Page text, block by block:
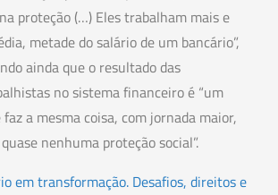
proteção (…) Eles trabalham mais e
metade do salário de um bancário”,
ainda que o resultado das
no sistema financeiro é “um
a mesma coisa, com jornada maior,
nenhuma proteção social”.
em transformação. Desafios, direitos e